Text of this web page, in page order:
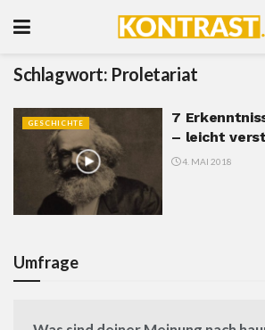
Schlagwort: Proletariat
GESCHICHTE
7
– leicht
4. MAI 2018
Umfrage